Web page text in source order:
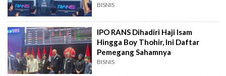
BISNIS
IPO RANS Dihadiri Haji Isam
Hingga Boy Thohir, Ini Daftar
Pemegang Sahamnya
BISNIS